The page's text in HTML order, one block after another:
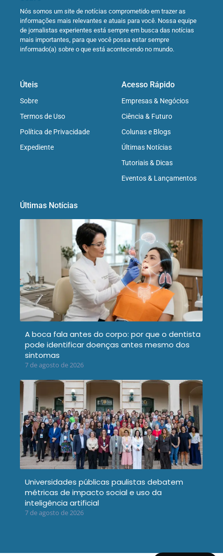
Nós somos um site de notícias comprometido em trazer as
informações mais relevantes e atuais para você. Nossa equipe
de jornalistas experientes está sempre em busca das notícias
mais importantes, para que você possa estar sempre
informado(a) sobre o que está acontecendo no mundo.
Úteis
Sobre
Termos de Uso
Política de Privacidade
Expediente
Acesso Rápido
Empresas & Negócios
Ciência & Futuro
Colunas e Blogs
Últimas Notícias
Tutoriais & Dicas
Eventos & Lançamentos
Últimas Notícias
A boca fala antes do corpo: por que o dentista
pode identificar doenças antes mesmo dos
sintomas
7 de agosto de 2026
Universidades públicas paulistas debatem
métricas de impacto social e uso da
inteligência artificial
7 de agosto de 2026